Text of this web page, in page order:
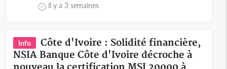
il y a 3 semaines
Info
Côte d'Ivoire : Solidité financière,
NSIA Banque Côte d'Ivoire décroche à